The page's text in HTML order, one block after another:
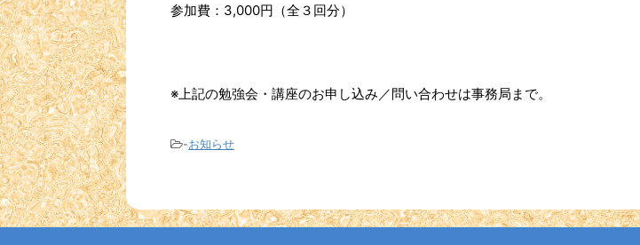
参加費：3,000円（全３回分）
※上記の勉強会・講座のお申し込み／問い合わせは事務局まで。
-お知らせ